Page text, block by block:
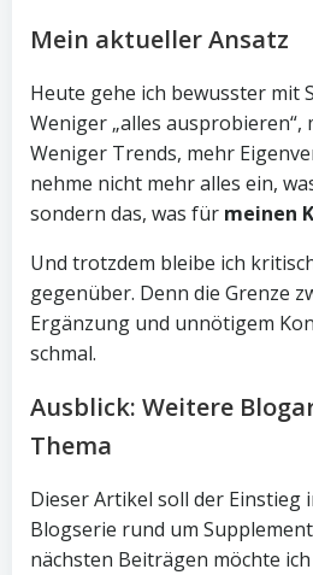
Mein aktueller Ansatz
Heute gehe ich bewusster mit
Weniger „alles
Weniger Trends, mehr
nehme nicht mehr alles ein,
sondern das, was für meinen
Und trotzdem bleibe ich
gegenüber. Denn die Grenze
Ergänzung und unnötigem
schmal.
Ausblick: Weitere
Thema
Dieser Artikel soll der Einstieg
Blogserie rund um
nächsten Beiträgen möchte